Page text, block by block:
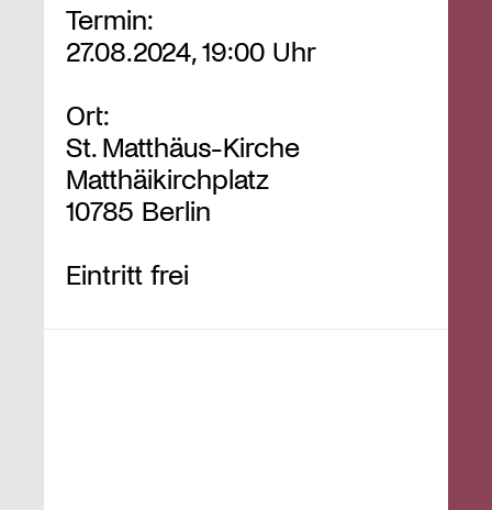
Termin:
27.08.2024, 19:00 Uhr
Ort:
St. Matthäus-Kirche
Matthäikirchplatz
10785 Berlin
Eintritt frei